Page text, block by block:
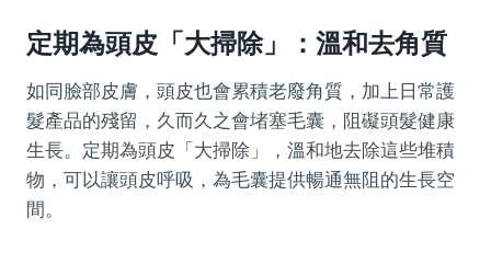
定期為頭皮「大掃除」：溫和去角質
如同臉部皮膚，頭皮也會累積老廢角質，加上日常護
髮產品的殘留，久而久之會堵塞毛囊，阻礙頭髮健康
生長。定期為頭皮「大掃除」，溫和地去除這些堆積
物，可以讓頭皮呼吸，為毛囊提供暢通無阻的生長空
間。